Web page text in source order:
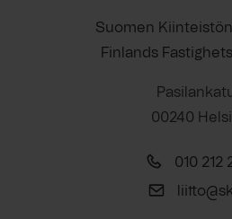
Suomen
Finlands
00240
010 212